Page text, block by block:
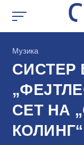
КАтегорија
Музика
СИСТЕР
СЕТ НА
КОЛИНГ“